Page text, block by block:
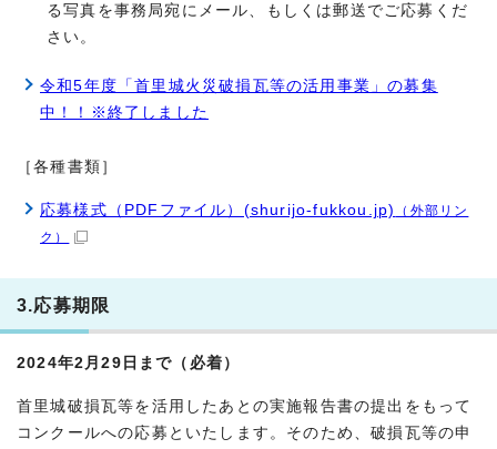
る写真を事務局宛にメール、もしくは郵送でご応募くだ
さい。
令和5年度「首里城火災破損瓦等の活用事業」の募集
中！！※終了しました
［各種書類］
応募様式（PDFファイル）(shurijo-fukkou.jp)
（外部リン
ク）
3.応募期限
2024年2月29日まで（必着）
首里城破損瓦等を活用したあとの実施報告書の提出をもって
コンクールへの応募といたします。そのため、破損瓦等の申